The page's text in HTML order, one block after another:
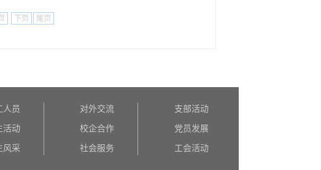
下页 尾页
人员
活动
风采
对外交流
校企合作
社会服务
支部活动
党员发展
工会活动